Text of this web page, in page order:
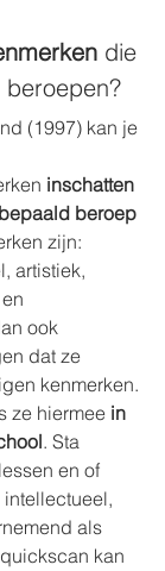
die
(1997) kan je
inschatten
beroep
zijn:
artistiek,
ook
dat ze
kenmerken.
ze hiermee in
. Sta
en of
als
kan